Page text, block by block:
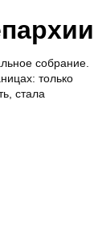
собрание.
только
стала